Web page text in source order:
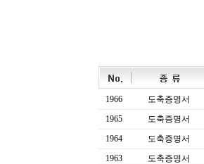
1966 도축증명서
1965
도축증명서
1964
도축증명서
1963
도축증명서